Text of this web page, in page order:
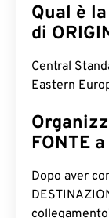
Qual è
di
Central
Eastern
FONTE a
Dopo aver